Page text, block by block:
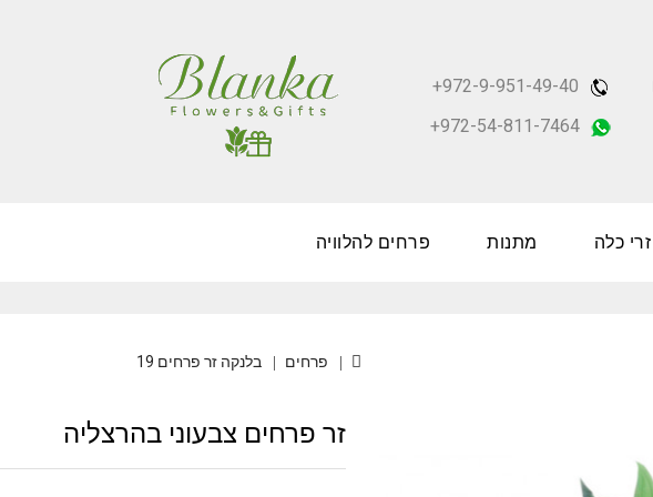
+972-9-951-49-40
+972-54-811-7464
זרי כלה מתנות פרחים להלוויה
פרחים בלנקה זר פרחים 19
זר פרחים צבעוני בהרצליה